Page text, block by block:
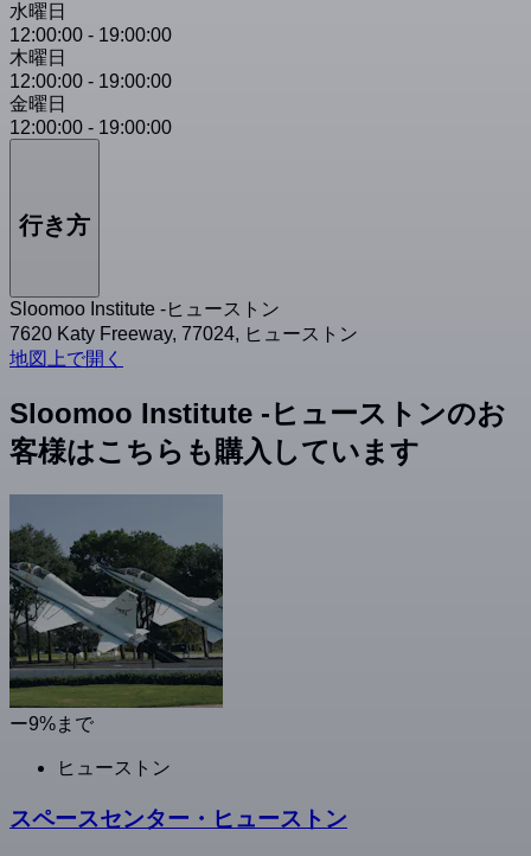
水曜日
12:00:00 - 19:00:00
木曜日
12:00:00 - 19:00:00
金曜日
12:00:00 - 19:00:00
行き方
Sloomoo Institute -ヒューストン
7620 Katy Freeway, 77024, ヒューストン
地図上で開く
Sloomoo Institute -ヒューストンのお
客様はこちらも購入しています
ー9%まで
ヒューストン
スペースセンター・ヒューストン